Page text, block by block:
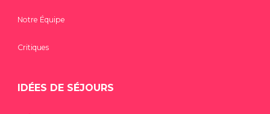
Notre Équipe
Critiques
IDÉES DE SÉJOURS